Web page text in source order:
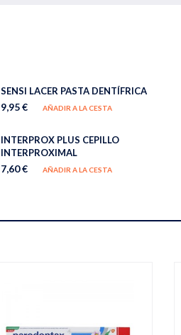
SENSI LACER PASTA DENTÍFRICA
9,95 € AÑADIR A LA CESTA
INTERPROX PLUS CEPILLO
INTERPROXIMAL
7,60 € AÑADIR A LA CESTA